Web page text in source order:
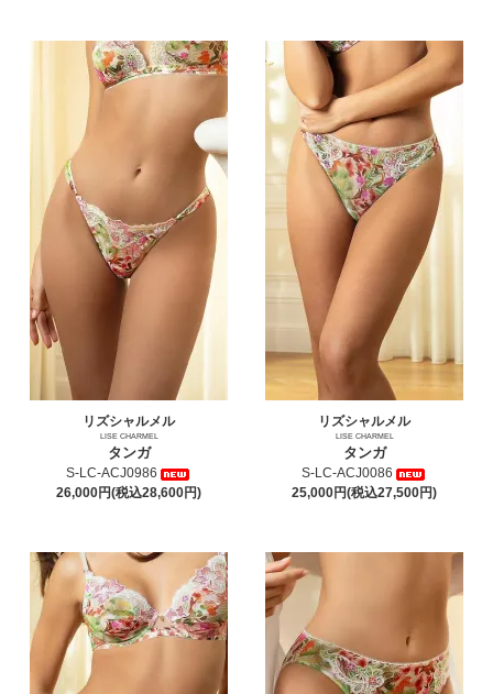
リズシャルメル
LISE CHARMEL
タンガ
S-LC-ACJ0986
26,000円(税込28,600円)
リズシャルメル
LISE CHARMEL
タンガ
S-LC-ACJ0086
25,000円(税込27,500円)